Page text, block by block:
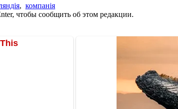
, компанія
чтобы сообщить об этом редакции.